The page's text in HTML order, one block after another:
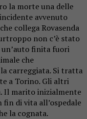
la morte una delle
avvenuto
collega Rovasenda
non c’è stato
un’auto finita fuori
che
carreggiata. Si tratta
a Torino. Gli altri
Il marito inizialmente
di vita all’ospedale
la cognata.